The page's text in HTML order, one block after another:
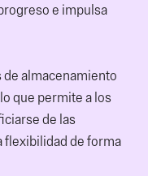
e impulsa
almacenamiento
que permite a los
de las
flexibilidad de forma